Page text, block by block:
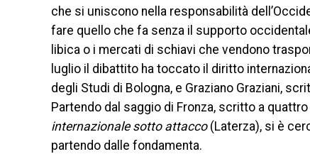
che si uniscono nella responsabilità
fare quello che fa senza il supporto
libica o i mercati di schiavi che vendono
luglio il dibattito ha toccato il diritto
degli Studi di Bologna, e Graziano Graziani,
Partendo dal saggio di Fronza, scritto a
internazionale sotto attacco(Laterza), si è
partendo dalle fondamenta.